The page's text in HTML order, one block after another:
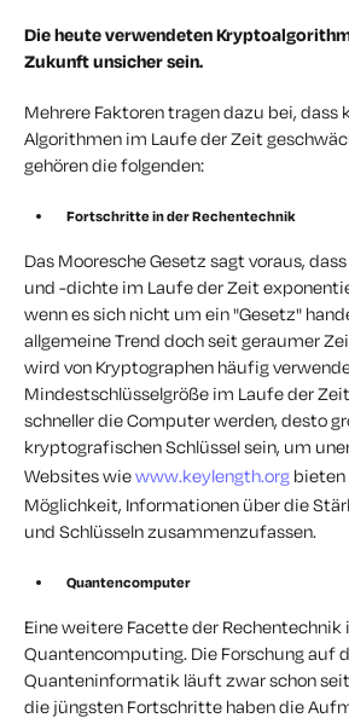
Die heute verwendeten
Zukunft unsicher sein.
Mehrere Faktoren tragen dazu bei,
Algorithmen im Laufe der Zeit
gehören die folgenden:
Fortschritte in der Rechentechnik
Das Mooresche Gesetz sagt voraus,
und -dichte im Laufe der Zeit
wenn es sich nicht um ein "Gesetz"
allgemeine Trend doch seit geraumer
wird von Kryptographen häufig
Mindestschlüsselgröße im Laufe der
schneller die Computer werden, desto
kryptografischen Schlüssel sein, um
Websites wiewww.keylength.org bieten
Möglichkeit, Informationen über die
und Schlüsseln zusammenzufassen.
Quantencomputer
Eine weitere Facette der Rechentechnik
Quantencomputing. Die Forschung auf
Quanteninformatik läuft zwar schon
die jüngsten Fortschritte haben die